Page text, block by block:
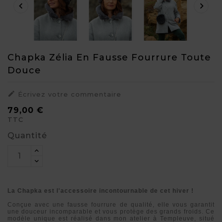
 
Chapka Zélia En Fausse Fourrure Toute
Douce
 Écrivez votre commentaire
79,00 €
TTC
Quantité
La Chapka est l'accessoire incontournable de cet hiver !
Conçue avec une fausse fourrure de qualité, elle vous garantit
une douceur incomparable et vous protège des grands froids. Ce
modèle unique est réalisé dans mon atelier à Templeuve, situé